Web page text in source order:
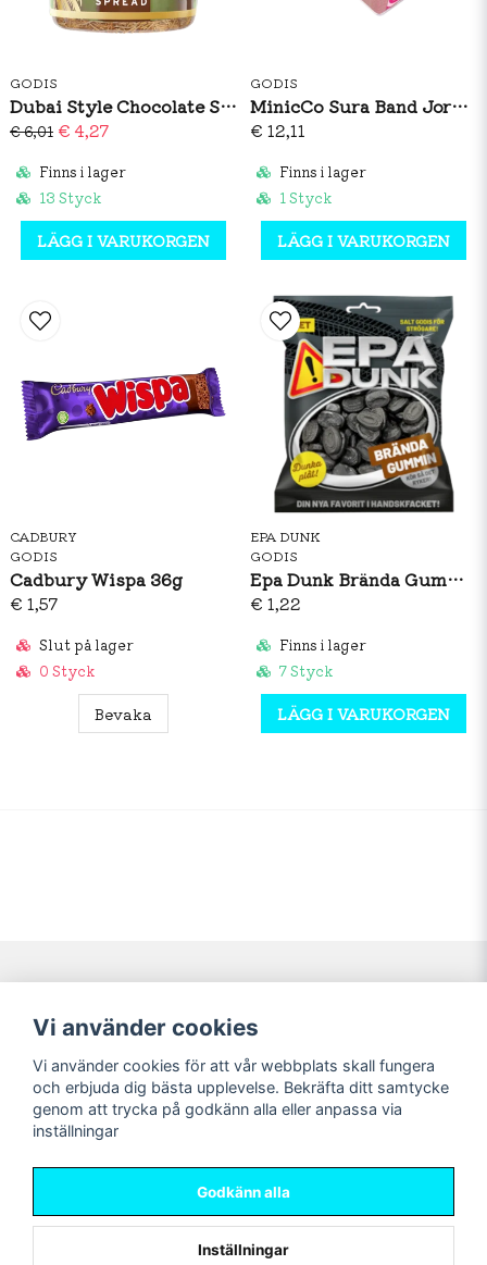
GODIS
Dubai Style Chocolate Spread 150g
€ 6,01 € 4,27
Finns i lager
13 Styck
LÄGG I VARUKORGEN
GODIS
MinicCo Sura Band Jordgubb 1,5kg
€ 12,11
Finns i lager
1 Styck
LÄGG I VARUKORGEN
CADBURY
GODIS
Cadbury Wispa 36g
€ 1,57
Slut på lager
0 Styck
Bevaka
EPA DUNK
GODIS
Epa Dunk Brända Gummin 80g
€ 1,22
Finns i lager
7 Styck
LÄGG I VARUKORGEN
Navigering
Nyheter!
Förbeställning
Mitt konto
Logga in
Registrera dig
Glömt lösenord?
Sociala medier
Vi använder cookies
Vi använder cookies för att vår webbplats skall fungera
och erbjuda dig bästa upplevelse. Bekräfta ditt samtycke
genom att trycka på godkänn alla eller anpassa via
inställningar
Godkänn alla
Inställningar